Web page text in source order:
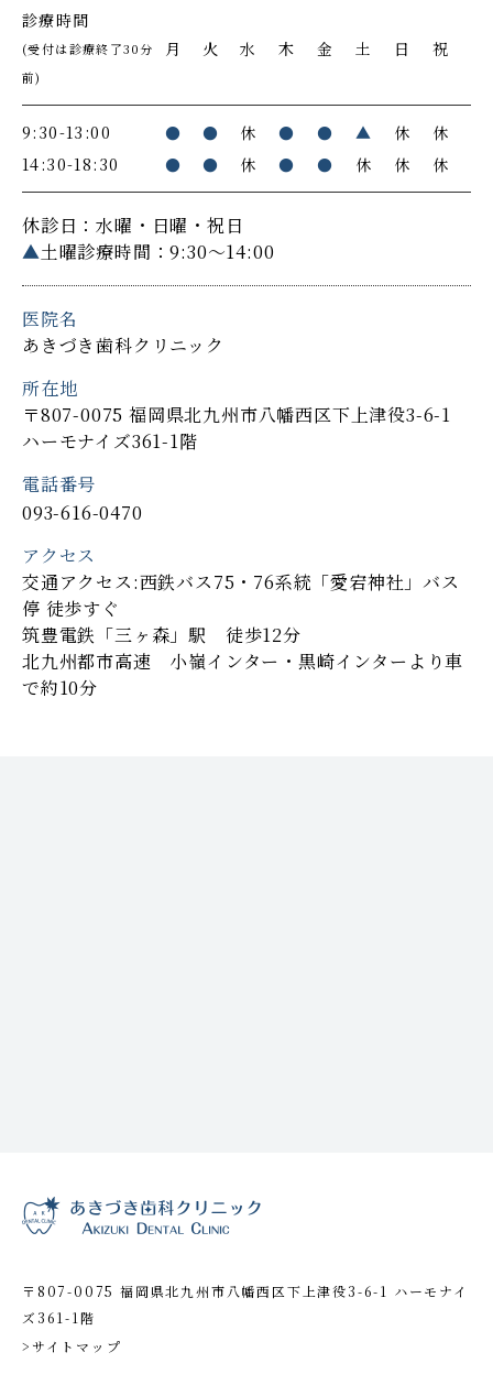
診療時間
(受付は診療終了30分
前)
月 火 水 木 金 土 日 祝
9:30-13:00 ● ● 休 ● ● ▲ 休
休
14:30-18:30
● ● 休 ● ● 休 休 休
休診日：水曜・日曜・祝日
▲土曜診療時間：9:30～14:00
医院名
あきづき歯科クリニック
所在地
〒807-0075 福岡県北九州市八幡西区下上津役3-6-1
ハーモナイズ361-1階
電話番号
093-616-0470
アクセス
交通アクセス:西鉄バス75・76系統「愛宕神社」バス
停 徒歩すぐ
筑豊電鉄「三ヶ森」駅 徒歩12分
北九州都市高速 小嶺インター・黒崎インターより車
で約10分
〒807-0075 福岡県北九州市八幡西区下上津役3-6-1 ハーモナイ
ズ361-1階
>サイトマップ